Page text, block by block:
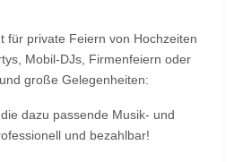
für private Feiern von Hochzeiten
Mobil-DJs, Firmenfeiern oder
große Gelegenheiten:
dazu passende Musik- und
und bezahlbar!